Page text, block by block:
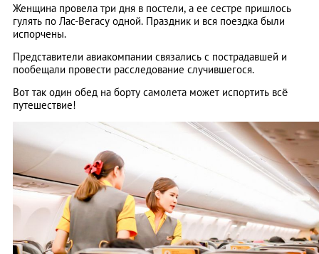
Женщина провела три дня в постели, а ее сестре пришлось
гулять по Лас-Вегасу одной. Праздник и вся поездка были
испорчены.
Представители авиакомпании связались с пострадавшей и
пообещали провести расследование случившегося.
Вот так один обед на борту самолета может испортить всё
путешествие!